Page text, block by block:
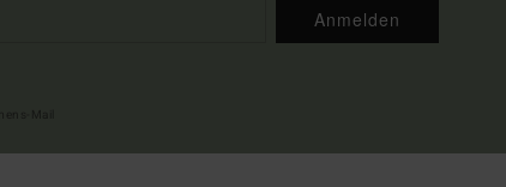
Anmelden